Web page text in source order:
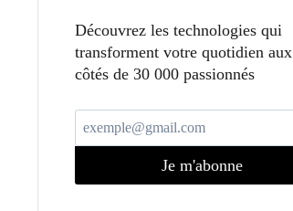
Découvrez les technologies qui
transforment votre quotidien aux
côtés de 30 000 passionnés
Je m'abonne